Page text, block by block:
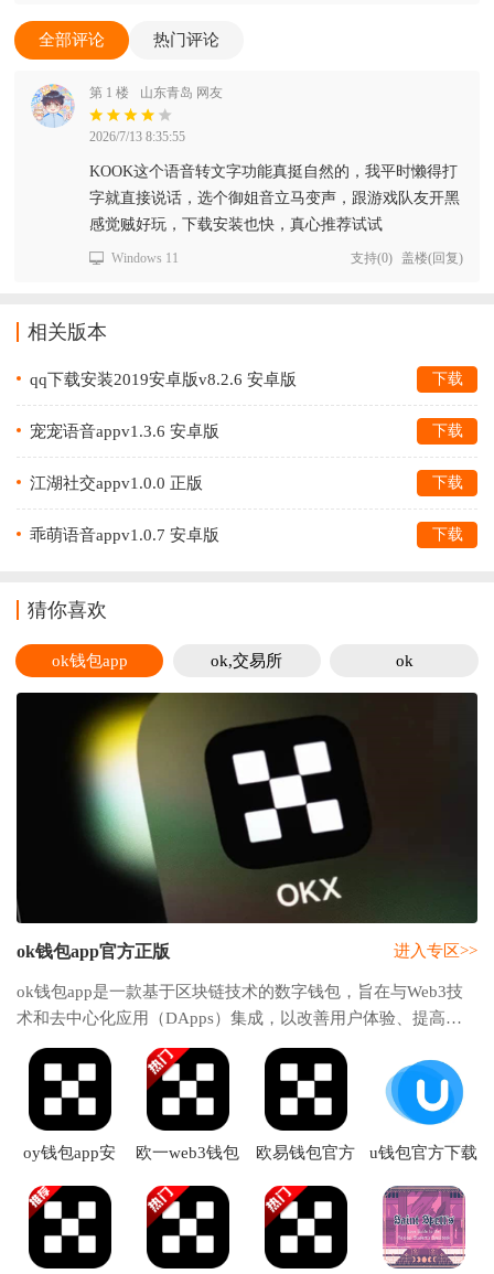
全部评论 热门评论
第 1 楼 山东青岛 网友
2026/7/13 8:35:55
KOOK这个语音转文字功能真挺自然的，我平时懒得打
字就直接说话，选个御姐音立马变声，跟游戏队友开黑
感觉贼好玩，下载安装也快，真心推荐试试
Windows 11 支持(0) 盖楼(回复)
相关版本
qq下载安装2019安卓版v8.2.6 安卓版 下载
宠宠语音appv1.3.6 安卓版 下载
江湖社交appv1.0.0 正版 下载
乖萌语音appv1.0.7 安卓版 下载
猜你喜欢
ok钱包app ok,交易所 ok
ok钱包app官方正版
ok钱包app是一款基于区块链技术的数字钱包，旨在与Web3技
术和去中心化应用（DApps）集成，以改善用户体验、提高安
全性和推动去中心化互联网的发展。提供给用户管理和交易多
种数字资产的功能。而且Web3钱包不仅用于存
进入专区>>
oy钱包app安
欧一web3钱包
欧易钱包官方
u钱包官方下载